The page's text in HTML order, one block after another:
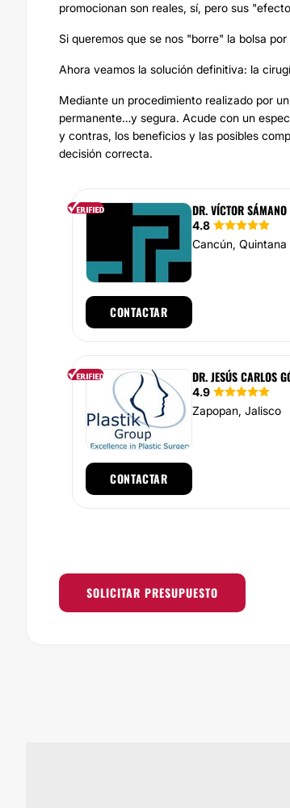
promocionan son reales, sí, pero sus
Si queremos que se nos "borre" la bolsa
Ahora veamos la solución definitiva: la
Mediante un procedimiento realizado por
permanente…y segura. Acude con un
y contras, los beneficios y las posibles
decisión correcta.
DR. VÍCTOR SÁMANO
4.8
Cancún, Quintana
CONTACTAR
DR. JESÚS CARLOS
4.9
Zapopan, Jalisco
CONTACTAR
SOLICITAR PRESUPUESTO